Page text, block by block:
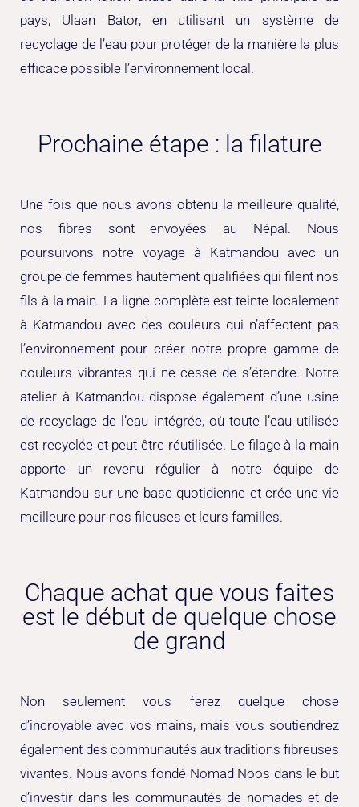
pays, Ulaan Bator, en utilisant un système de
recyclage de l’eau pour protéger de la manière la plus
efficace possible l’environnement local.
Prochaine étape : la filature
Une fois que nous avons obtenu la meilleure qualité,
nos fibres sont envoyées au Népal. Nous
poursuivons notre voyage à Katmandou avec un
groupe de femmes hautement qualifiées qui filent nos
fils à la main. La ligne complète est teinte localement
à Katmandou avec des couleurs qui n’affectent pas
l’environnement pour créer notre propre gamme de
couleurs vibrantes qui ne cesse de s’étendre. Notre
atelier à Katmandou dispose également d’une usine
de recyclage de l’eau intégrée, où toute l’eau utilisée
est recyclée et peut être réutilisée. Le filage à la main
apporte un revenu régulier à notre équipe de
Katmandou sur une base quotidienne et crée une vie
meilleure pour nos fileuses et leurs familles.
Chaque achat que vous faites
est le début de quelque chose
de grand
Non seulement vous ferez quelque chose
d’incroyable avec vos mains, mais vous soutiendrez
également des communautés aux traditions fibreuses
vivantes. Nous avons fondé Nomad Noos dans le but
d’investir dans les communautés de nomades et de